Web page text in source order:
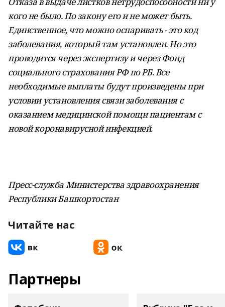
кого не было. По закону его и не может быть.
Единственное, что можно оспаривать - это код
заболевания, который там установлен. Но это
проводится через экспертизу и через Фонд
социального страхования РФ по РБ. Все
необходимые выплаты будут произведены при
условии установления связи заболевания с
оказанием медицинской помощи пациентам с
новой коронавирусной инфекцией.
Пресс-служба Министерства здравоохранения
Республики Башкортостан
Читайте нас
Партнеры